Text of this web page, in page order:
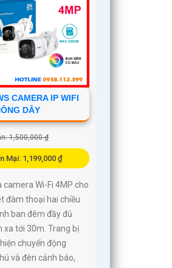
CAMERA IP WIFI
DÂY
1,500,000 ₫
Mại: 1,199,000 ₫
camera Wi-Fi 4MP cho
đàm thoại hai chiều
ban đêm đầy đủ
xa tới 30m. Trang bị
chuyển động
và đèn cảnh báo,